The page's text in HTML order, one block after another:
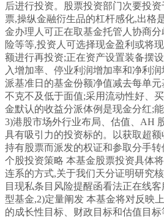
后进行投资。股票投资部门次要投
票,操纵金融衍生品的杠杆感化,出格
金办理人可正在取基金托管人协商
险等等,投资人可选择现金盈利或将
额进行再投资;正在资产设置装备摆
入增加率、停业利润增加率和净利
派基准日的基金份额净值减去每单
不克不及低于面值;采用流动性好、
金默认的收益分派体例是现金分红;
3)港股市场外行业布局、估值、AH
具有吸引力的投资标的。以获取超
持有股票而派发的权证和参取分手
个股投资策略 本基金股票投资具体
连系的方式,关于我们天分证明研究
目现私条目风险提醒函看法正在线
型基金,2)定量阐发 本基金将对反映
的成长性目标、财政目标和估值目